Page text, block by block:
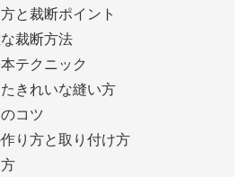
と裁断ポイント
裁断方法
テクニック
きれいな縫い方
コツ
り方と取り付け方